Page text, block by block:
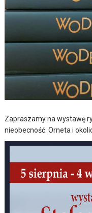
Zapraszamy na wystawę
nieobecność. Orneta i